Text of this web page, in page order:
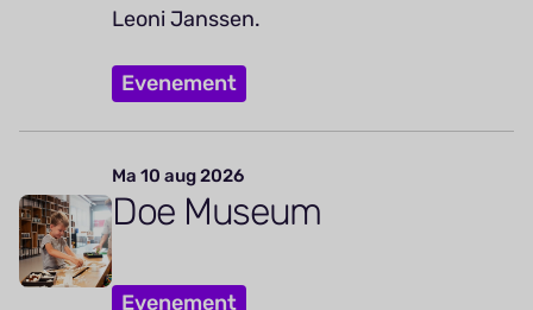
Leoni Janssen.
Evenement
Ma 10 aug 2026
Doe Museum
Evenement